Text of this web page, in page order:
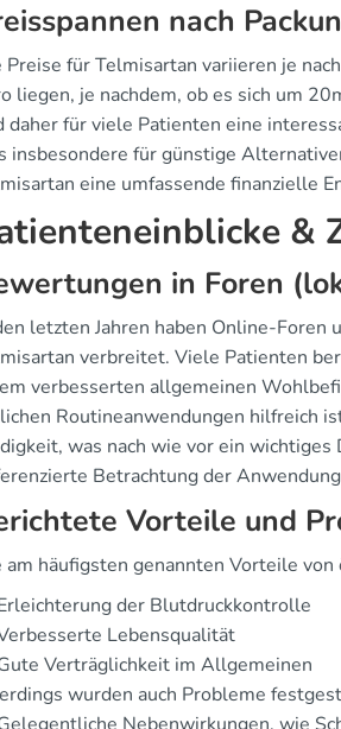
nach
Preise für Telmisartan variieren je
liegen, je nachdem, ob es sich um
daher für viele Patienten eine
insbesondere für günstige
eine umfassende finanzielle
&
in Foren
letzten Jahren haben Online-
verbreitet. Viele Patienten
verbesserten allgemeinen
Routineanwendungen hilfreich
was nach wie vor ein
Betrachtung der
Vorteile und
am häufigsten genannten Vorteile
der Blutdruckkontrolle
Lebensqualität
Verträglichkeit im Allgemeinen
wurden auch Probleme